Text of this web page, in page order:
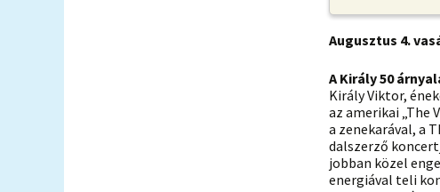
Augusztus 4.
A Király 50
Király Viktor,
az amerikai „The
a zenekarával, a
dalszerző
jobban közel
energiával teli